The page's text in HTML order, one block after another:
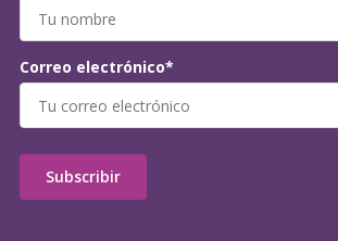
Correo electrónico*
Subscribir